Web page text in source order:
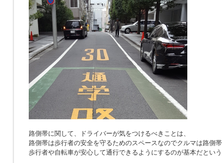
路側帯に関して、ドライバーが気をつけるべきことは、
路側帯は歩行者の安全を守るためのスペースなのでクルマは路側
歩行者や自転車が安心して通行できるようにするのが基本だとい